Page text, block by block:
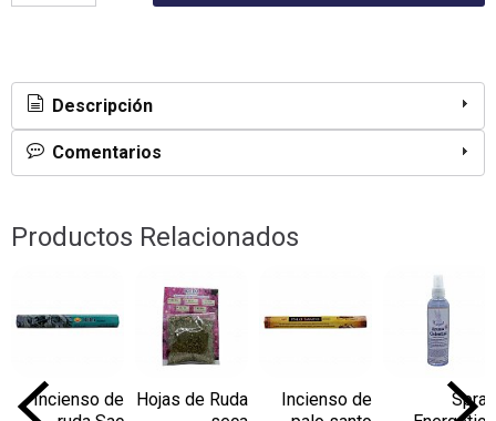
Descripción
Comentarios
Productos Relacionados
Incienso de
Hojas de Ruda
Incienso de
Spray